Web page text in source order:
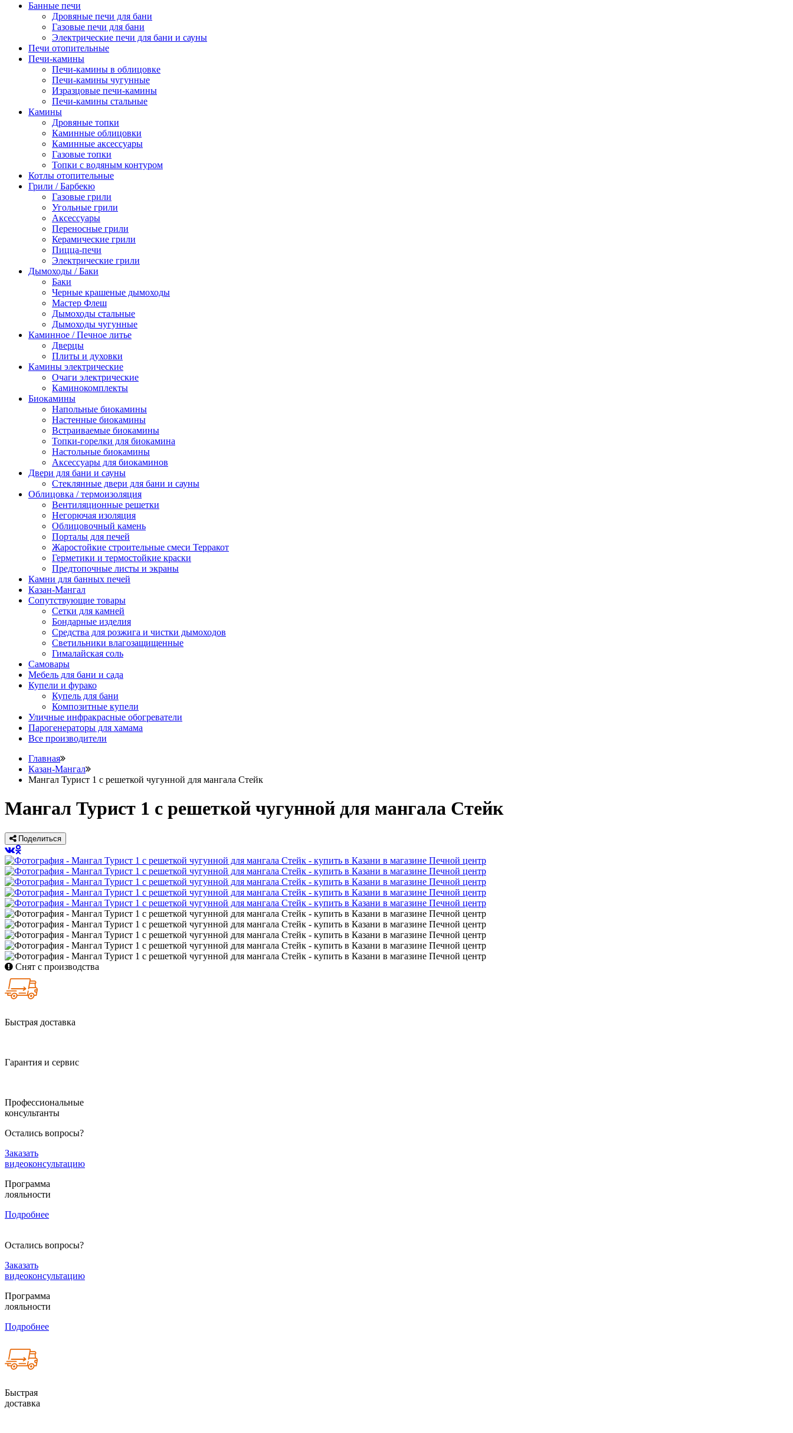
Банные печи
Дровяные печи для бани
Газовые печи для бани
Электрические печи для бани и сауны
Печи отопительные
Печи-камины
Печи-камины в облицовке
Печи-камины чугунные
Изразцовые печи-камины
Печи-камины стальные
Камины
Дровяные топки
Каминные облицовки
Каминные аксессуары
Газовые топки
Топки с водяным контуром
Котлы отопительные
Грили / Барбекю
Газовые грили
Угольные грили
Аксессуары
Переносные грили
Керамические грили
Пицца-печи
Электрические грили
Дымоходы / Баки
Баки
Черные крашеные дымоходы
Мастер Флеш
Дымоходы стальные
Дымоходы чугунные
Каминное / Печное литье
Дверцы
Плиты и духовки
Камины электрические
Очаги электрические
Каминокомплекты
Биокамины
Напольные биокамины
Настенные биокамины
Встраиваемые биокамины
Топки-горелки для биокамина
Настольные биокамины
Аксессуары для биокаминов
Двери для бани и сауны
Стеклянные двери для бани и сауны
Облицовка / термоизоляция
Вентиляционные решетки
Негорючая изоляция
Облицовочный камень
Порталы для печей
Жаростойкие строительные смеси Терракот
Герметики и термостойкие краски
Предтопочные листы и экраны
Камни для банных печей
Казан-Мангал
Сопутствующие товары
Сетки для камней
Бондарные изделия
Средства для розжига и чистки дымоходов
Светильники влагозащищенные
Гималайская соль
Самовары
Мебель для бани и сада
Купели и фурако
Купель для бани
Композитные купели
Уличные инфракрасные обогреватели
Парогенераторы для хамама
Все производители
Главная
Казан-Мангал
Мангал Турист 1 с решеткой чугунной для мангала Стейк
Мангал Турист 1 с решеткой чугунной для мангала Стейк
Поделиться
Снят с производства
Быстрая доставка
Гарантия и сервис
Профессиональные
консультанты
Остались вопросы?
Заказать
видеоконсультацию
Программа
лояльности
Подробнее
Остались вопросы?
Заказать
видеоконсультацию
Программа
лояльности
Подробнее
Быстрая
доставка